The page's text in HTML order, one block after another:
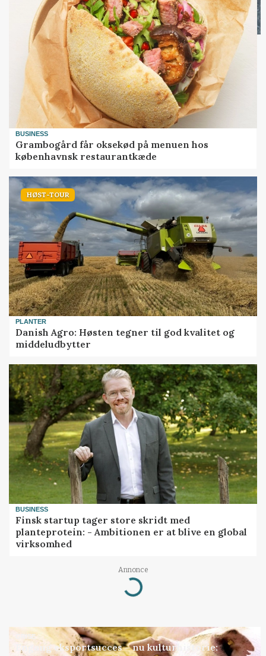
BUSINESS
Grambogård får oksekød på menuen hos
københavnsk restaurantkæde
HØST-TOUR
PLANTER
Danish Agro: Høsten tegner til god kvalitet og
middeludbytter
BUSINESS
Finsk startup tager store skridt med
planteprotein: - Ambitionen er at blive en global
virksomhed
Annonce
Loading...
GRISE
Engang eksportsucces – nu kulturhistorie: